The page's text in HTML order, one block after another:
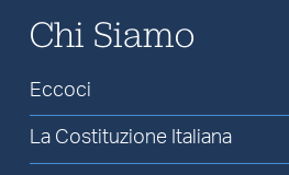
Chi Siamo
Eccoci
La Costituzione Italiana